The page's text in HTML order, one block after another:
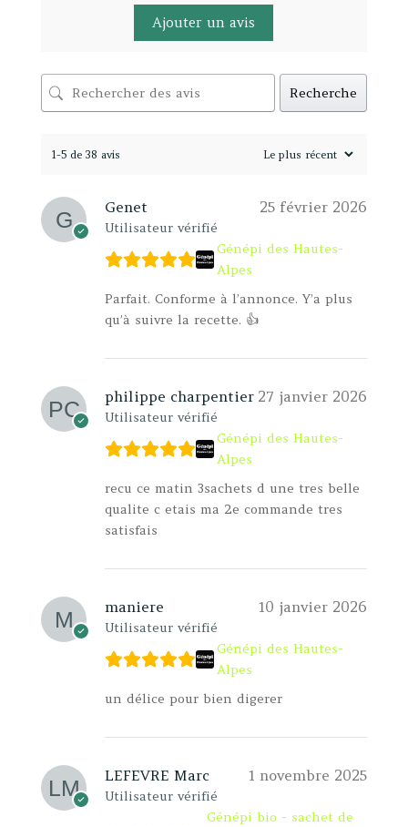
Ajouter un avis
Recherche
1-5 de 38 avis
Genet
Utilisateur vérifié
25 février 2026
Génépi des Hautes-
Alpes
Parfait. Conforme à l’annonce. Y’a plus
qu’à suivre la recette. 👍
philippe charpentier
Utilisateur vérifié
27 janvier 2026
Génépi des Hautes-
Alpes
recu ce matin 3sachets d une tres belle
qualite c etais ma 2e commande tres
satisfais
maniere
Utilisateur vérifié
10 janvier 2026
Génépi des Hautes-
Alpes
un délice pour bien digerer
LEFEVRE Marc
Utilisateur vérifié
1 novembre 2025
Génépi bio - sachet de